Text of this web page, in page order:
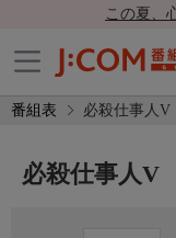
この夏、
番組表 必殺仕事人V
必殺仕事人V